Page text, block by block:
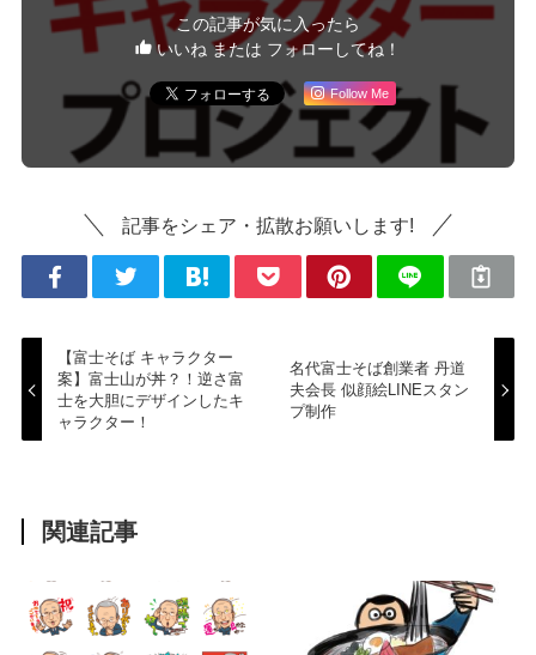
この記事が気に入ったら
いいね または フォローしてね！
Follow Me
記事をシェア・拡散お願いします!
【富士そば キャラクター
案】富士山が丼？！逆さ富
士を大胆にデザインしたキ
ャラクター！
名代富士そば創業者 丹道
夫会長 似顔絵LINEスタン
プ制作
関連記事